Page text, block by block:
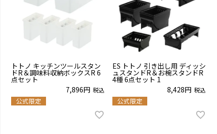
トトノ キッチンツールスタン
ドR＆調味料収納ボックスR 6
点セット
7,896
税込
公式限定
ES トトノ 引き出し用 ディッシ
ュスタンドR＆お椀スタンドR
4種 6点セット 1
8,428
税込
公式限定